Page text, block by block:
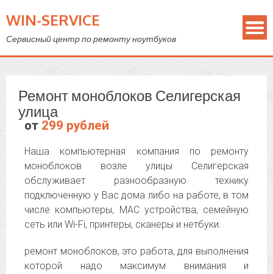
WIN-SERVICE
Сервисный центр по ремонту ноутбуков
Ремонт моноблоков Селигерская
улица
от 299 рублей
Наша компьютерная компания по ремонту
моноблоков возле улицы Селигерская
обслуживает разнообразную технику
подключенную у Вас дома либо на работе, в том
числе компьютеры, MAC устройства, семейную
сеть или Wi-Fi, принтеры, сканеры и нетбуки.
ремонт моноблоков, это работа, для выполнения
которой надо максимум внимания и